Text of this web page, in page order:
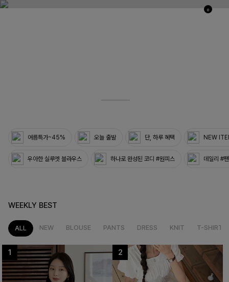
0
여름특가~45% 오늘 출발 단, 하루 혜택 NEW
우아한 실루엣 블라우스 하나로 완성된 코디 #원피스 데일리 #
WEEKLY BEST
ALL NEW BLOUSE PANTS DRESS KNIT T-SHIRT